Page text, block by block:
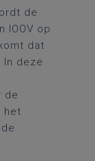
de
IOOV op
dat
In deze
de
het